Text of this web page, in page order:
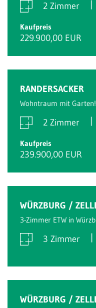
2 Zimmer
Kaufpreis
229.900,00 EUR
RANDERSACKER
Wohntraum mit Garten!
2 Zimmer
Kaufpreis
239.900,00 EUR
WÜRZBURG /
3-Zimmer ETW in
3 Zimmer
WÜRZBURG /